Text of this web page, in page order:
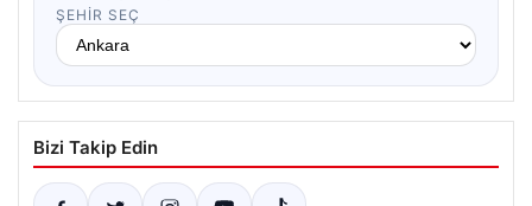
ŞEHIR SEÇ
Bizi Takip Edin